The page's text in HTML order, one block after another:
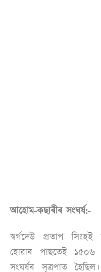
আহোম-কছাৰীৰ সংঘৰ্ষ:-
স্বৰ্গদেউ প্ৰতাপ
হোৱাৰ পাছতেই ১৫০৬
সংঘৰ্ষৰ সূত্ৰপাত